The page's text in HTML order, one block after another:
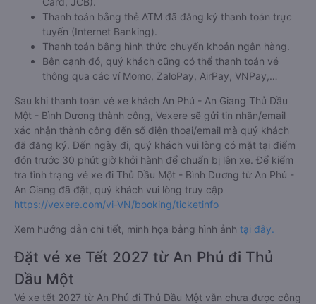
Thanh toán bằng thẻ ATM đã đăng ký thanh toán trực
tuyến (Internet Banking).
Thanh toán bằng hình thức chuyển khoản ngân hàng.
Bên cạnh đó, quý khách cũng có thể thanh toán vé
thông qua các ví Momo, ZaloPay, AirPay, VNPay,…
Sau khi thanh toán vé xe khách An Phú - An Giang Thủ Dầu
Một - Bình Dương thành công, Vexere sẽ gửi tin nhắn/email
xác nhận thành công đến số điện thoại/email mà quý khách
đã đăng ký. Đến ngày đi, quý khách vui lòng có mặt tại điểm
đón trước 30 phút giờ khởi hành để chuẩn bị lên xe. Để kiểm
tra tình trạng vé xe đi Thủ Dầu Một - Bình Dương từ An Phú -
An Giang đã đặt, quý khách vui lòng truy cập
https://vexere.com/vi-VN/booking/ticketinfo
Xem hướng dẫn chi tiết, minh họa bằng hình ảnh tại đây.
Đặt vé xe Tết 2027 từ An Phú đi Thủ
Dầu Một
Vé xe tết 2027 từ An Phú đi Thủ Dầu Một vẫn chưa được công